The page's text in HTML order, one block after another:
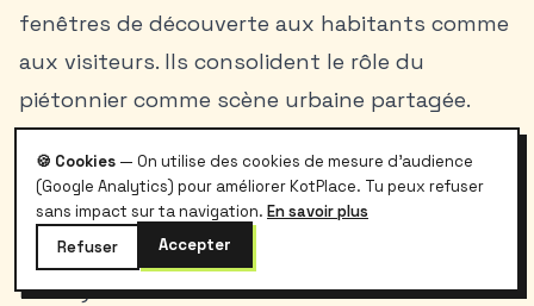
fenêtres de découverte aux habitants comme
aux visiteurs. Ils consolident le rôle du
piétonnier comme scène urbaine partagée.
Musées et patrimoine accessibles à pied
À partir de la Place d’Armes, plusieurs
institutions sont accessibles en quelques
minutes. Le musée Félicien Rops (Place aux
Foires) met en valeur l’œuvre de l’artiste
🍪 Cookies — On utilise des cookies de mesure d'audience
(Google Analytics) pour améliorer KotPlace. Tu peux refuser
sans impact sur ta navigation. En savoir plus
Refuser
Accepter